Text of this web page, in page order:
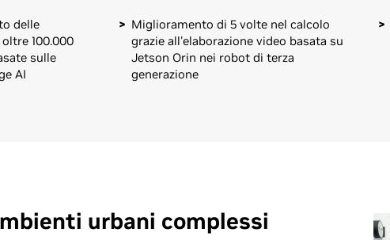
delle
100.000
sulle
AI
Miglioramento di 5 volte nel calcolo
grazie all'elaborazione video basata su
Jetson Orin nei robot di terza
generazione
urbani complessi